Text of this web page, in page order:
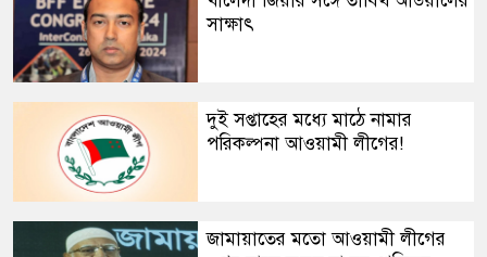
সাক্ষাৎ
দুই সপ্তাহের মধ্যে মাঠে নামার
পরিকল্পনা আওয়ামী লীগের!
​জামায়াতের মতো আওয়ামী লীগের